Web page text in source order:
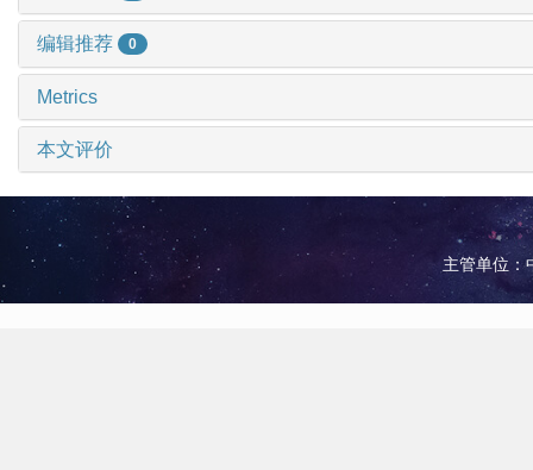
编辑推荐 0
Metrics
本文评价
主管单位：